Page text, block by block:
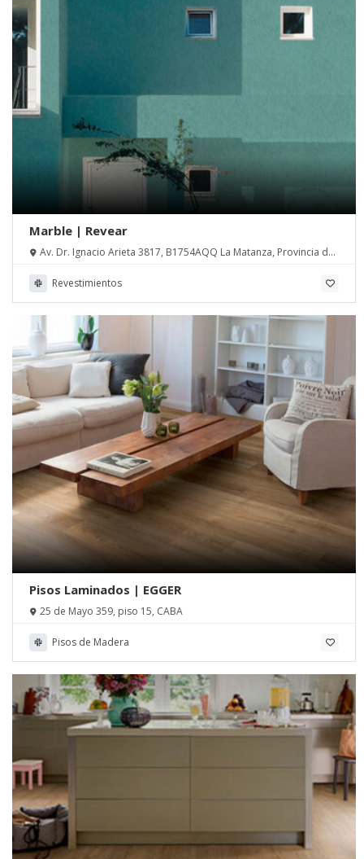
Marble | Revear
Av. Dr. Ignacio Arieta 3817, B1754AQQ La Matanza, Provincia de
Revestimientos
Pisos Laminados | EGGER
25 de Mayo 359, piso 15, CABA
Pisos de Madera